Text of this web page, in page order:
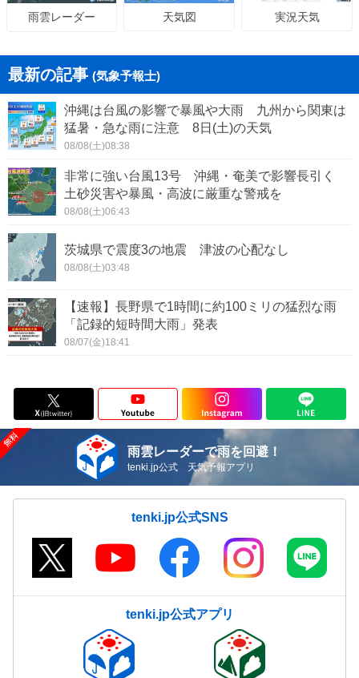
雨雲レーダー 天気図 実況天気
最新の記事 (気象予報士)
沖縄は台風の影響で暴風や大雨 九州から関東は
猛暑・急な雨に注意 8日(土)の天気
08/08(土)08:38
非常に強い台風13号 沖縄・奄美で影響長引く
土砂災害や暴風・高波に厳重な警戒を
08/08(土)06:43
茨城県で震度3の地震 津波の心配なし
08/08(土)03:48
【速報】長野県で1時間に約100ミリの猛烈な雨
「記録的短時間大雨」発表
08/07(金)18:41
雨雲レーダーで雨を回避！
tenki.jp公式 天気予報アプリ
tenki.jp公式SNS
tenki.jp公式アプリ